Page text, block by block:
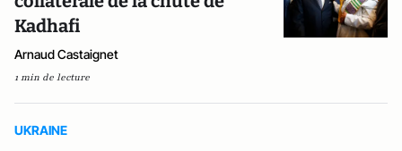
Kadhafi
Arnaud Castaignet
1 min de lecture
UKRAINE